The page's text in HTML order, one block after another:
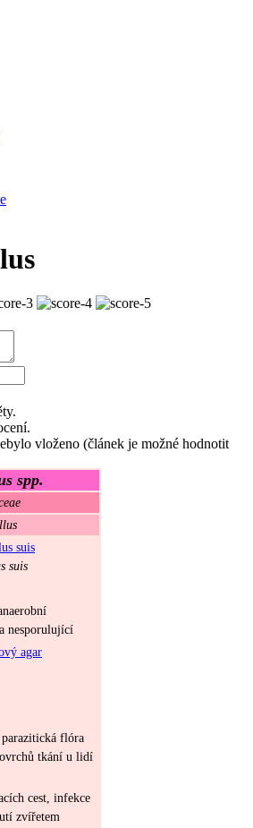
vloženo (článek je možné hodnotit
spp.
suis
nesporulující
agar
flóra
tkání u lidí
cest, infekce
zvířetem